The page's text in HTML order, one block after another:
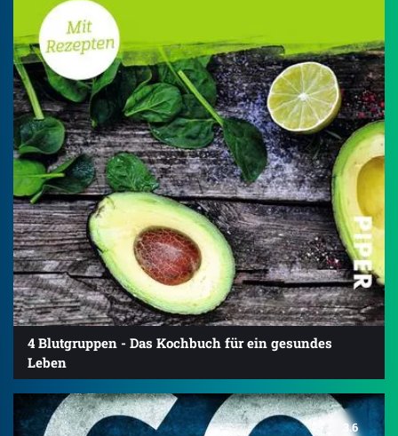
4 Blutgruppen - Das Kochbuch für ein gesundes
Leben
3.6